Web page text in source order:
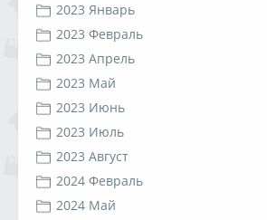
2023 Январь
2023 Февраль
2023 Апрель
2023 Май
2023 Июнь
2023 Июль
2023 Август
2024 Февраль
2024 Май